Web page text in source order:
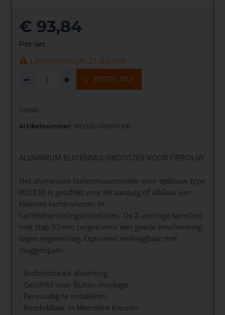
€ 93,84
Per set
Levertermijn: 21 dagen
BESTEL NU!
Details
Artikelnummer: WO332-/0300/0300
ALUMINIUM BUITENMUURROOSTER VOOR OPBOUW
Het aluminium buitenmuurrooster voor opbouw type
WO330 is geschikt voor de aanzuig of afblaas van
kleinere luchtvolumes in
luchtbehandelingsinstallaties. De Z-vormige lamellen
met stap 33mm zorgen voor een goede bescherming
tegen regeninslag. Optioneel verkrijgbaar met
muggengaas..
- Architecturale afwerking
- Geschikt voor Buiten montage
- Eenvoudig te installeren
- Beschikbaar in Meerdere Kleuren